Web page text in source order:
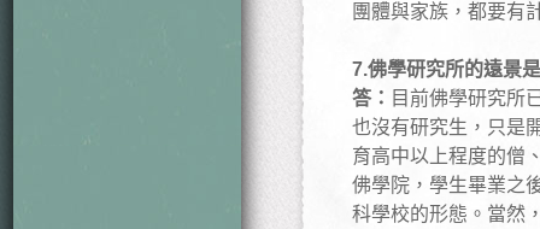
團體與家族，都要有
7.佛學研究所的遠景
答： 目前佛學研究所
也沒有研究生，只是
育高中以上程度的僧
佛學院，學生畢業之
科學校的形態。當然